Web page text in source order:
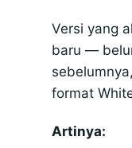
Versi yang
baru —
format
Artinya: